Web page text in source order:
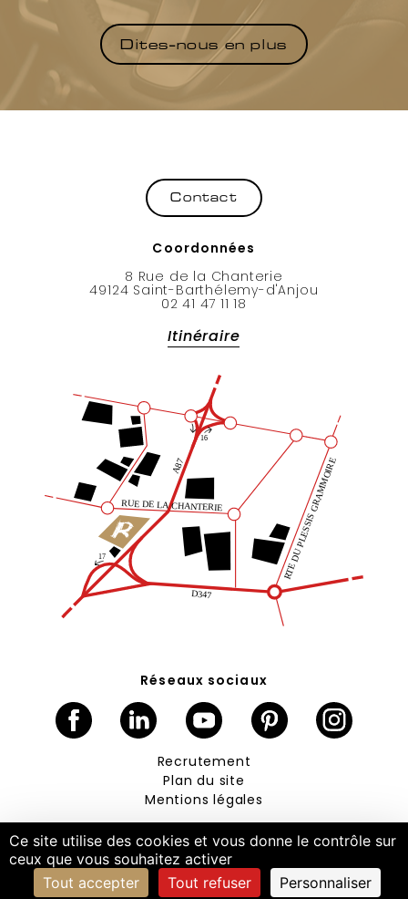
Dites-nous en plus
Coordonnées
8 Rue de la Chanterie
49124 Saint-Barthélemy-d'Anjou
02 41 47 11 18
Itinéraire
Réseaux sociaux
Facebook Linkedin Youtube Pinterest Instagram
Recrutement
Plan du site
Mentions légales
© MonaGraphic 2023
Ce site utilise des cookies et vous donne le contrôle sur
ceux que vous souhaitez activer
Tout accepter
Tout refuser Personnaliser